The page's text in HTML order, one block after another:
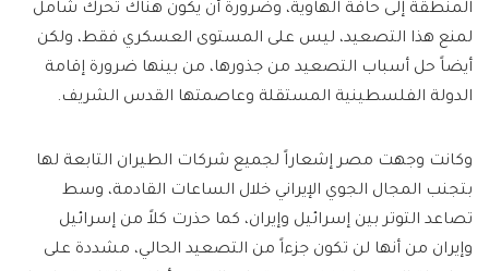
المنطقة إلى حافة الهاوية، وضرورة أن يكون هناك تحرك شامل
لمنع هذا التصعيد، ليس على المستوى العسكري فقط، ولكن
أيضاً حل أسباب التصعيد من جذورها، من بينها ضرورة إقامة
الدولة الفلسطينية المستقلة وعاصمتها القدس الشريف.
وكانت وجهت مصر إشعاراً لجميع شركات الطيران التابعة لها
بتجنب المجال الجوي الإيراني خلال الساعات القادمة، وسط
تصاعد التوتر بين إسرائيل وإيران، كما حذرت كلاً من إسرائيل
وإيران من أنها لن تكون جزءاً من التصعيد الحالي، مشددة على